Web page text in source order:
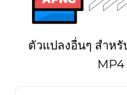
ตัวแปลงอื่นๆ สำหรั
MP4